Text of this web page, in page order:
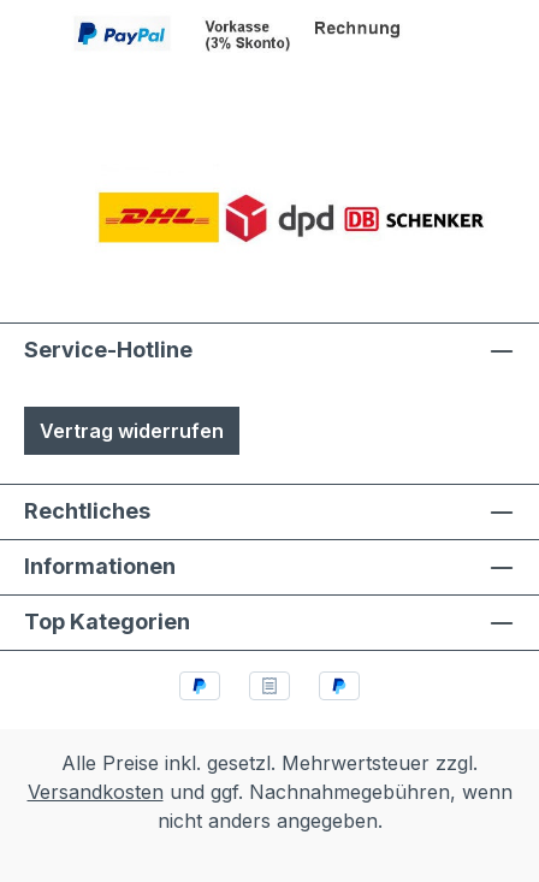
Service-Hotline
Vertrag widerrufen
Rechtliches
Informationen
Top Kategorien
Alle Preise inkl. gesetzl. Mehrwertsteuer zzgl.
Versandkosten und ggf. Nachnahmegebühren, wenn
nicht anders angegeben.